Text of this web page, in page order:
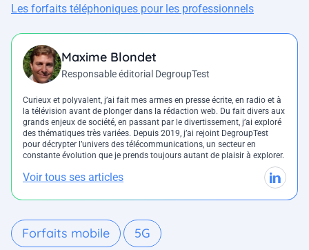
Les forfaits téléphoniques pour les professionnels
Maxime Blondet
Responsable éditorial DegroupTest
Curieux et polyvalent, j’ai fait mes armes en presse écrite, en radio et à
la télévision avant de plonger dans la rédaction web. Du fait divers aux
grands enjeux de société, en passant par le divertissement, j’ai exploré
des thématiques très variées. Depuis 2019, j’ai rejoint DegroupTest
pour décrypter l’univers des télécommunications, un secteur en
constante évolution que je prends toujours autant de plaisir à explorer.
Voir tous ses articles
Forfaits mobile 5G